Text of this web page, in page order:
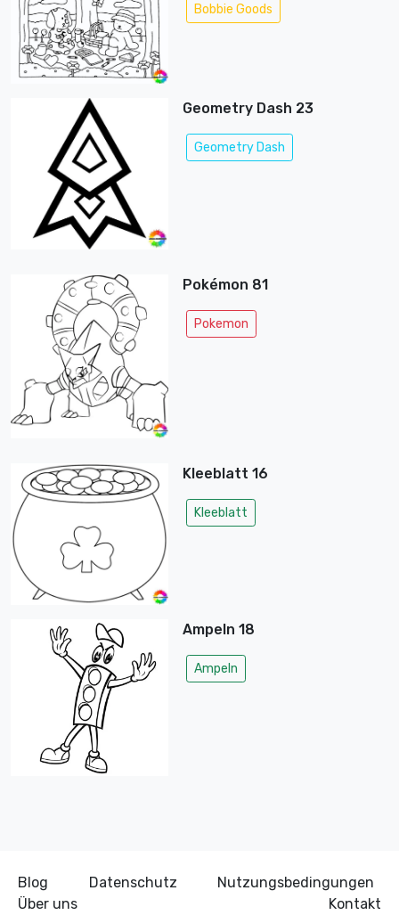
Bobbie Goods
Geometry Dash 23
Geometry Dash
Pokémon 81
Pokemon
Kleeblatt 16
Kleeblatt
Ampeln 18
Ampeln
Blog Datenschutz
Nutzungsbedingungen
Über uns
Kontakt